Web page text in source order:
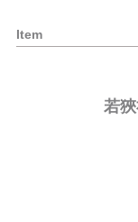
Item
若